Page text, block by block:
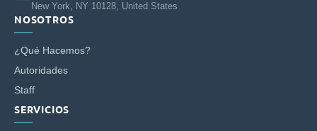
New York, NY 10128, United States
NOSOTROS
¿Qué Hacemos?
Autoridades
Staff
SERVICIOS